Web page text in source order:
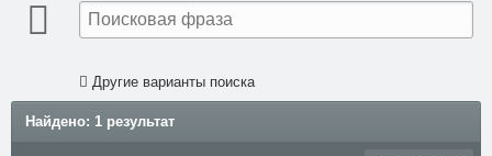
Другие варианты поиска
Найдено: 1 результат